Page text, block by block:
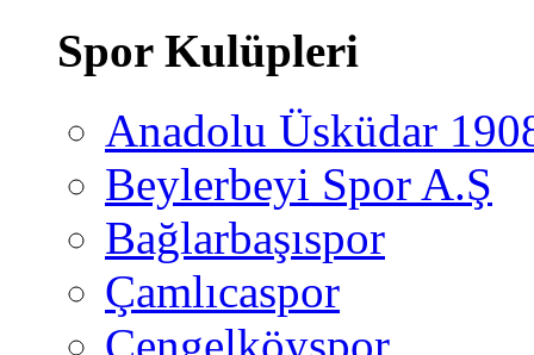
Spor Kulüpleri
Anadolu Üsküdar
Beylerbeyi Spor A.Ş
Bağlarbaşıspor
Çamlıcaspor
Çengelköyspor